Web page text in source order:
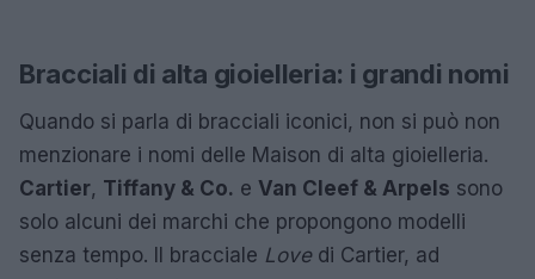
Bracciali di alta gioielleria: i grandi nomi
Quando si parla di bracciali iconici, non si può non
menzionare i nomi delle Maison di alta gioielleria.
Cartier, Tiffany & Co. e Van Cleef & Arpels sono
solo alcuni dei marchi che propongono modelli
senza tempo. Il bracciale Lovedi Cartier, ad